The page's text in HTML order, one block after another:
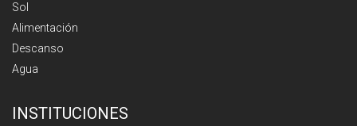
Sol
Alimentación
Descanso
Agua
INSTITUCIONES